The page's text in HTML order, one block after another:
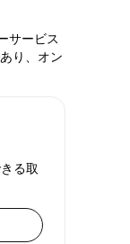
サービス
り、オン
る取